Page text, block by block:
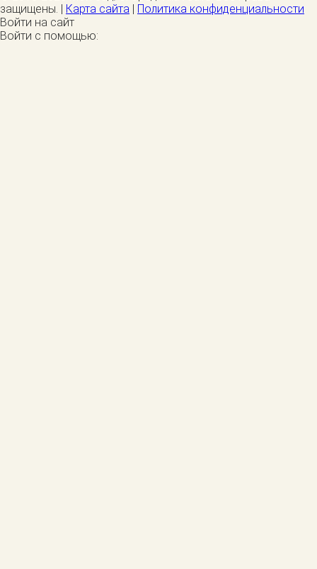
защищены. |
Карта сайта
Политика конфиденциальности
Войти на сайт
Войти с помощью: